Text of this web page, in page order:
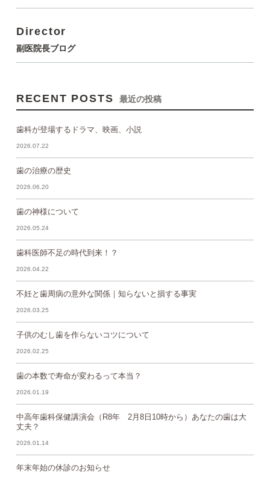
Director
副医院長ブログ
RECENT POSTS 最近の投稿
歯科が登場するドラマ、映画、小説
2026.07.22
歯の治療の歴史
2026.06.20
歯の神様について
2026.05.24
歯科医師不足の時代到来！？
2026.04.22
不妊と歯周病の意外な関係｜知らないと損する事実
2026.03.25
子供のむし歯を作らないコツについて
2026.02.25
歯の本数で寿命が変わるって本当？
2026.01.19
中高年歯科保健講演会（R8年 2月8日10時から）あなたの歯は大
丈夫？
2026.01.14
年末年始の休診のお知らせ